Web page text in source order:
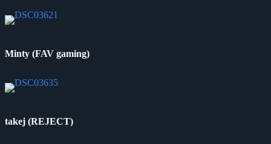
Minty (FAV gaming)
takej (REJECT)